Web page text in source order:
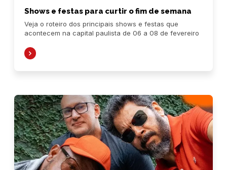
Shows e festas para curtir o fim de semana
Veja o roteiro dos principais shows e festas que
acontecem na capital paulista de 06 a 08 de fevereiro